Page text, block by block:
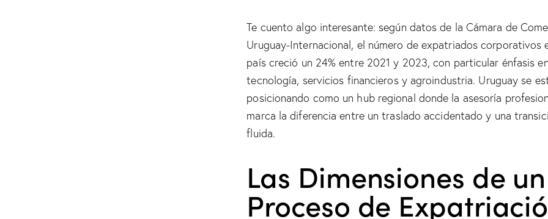
Te cuento algo interesante: según datos de la Cámara de
Uruguay-Internacional, el número de expatriados corporativos
país creció un 24% entre 2021 y 2023, con particular énfasis en
tecnología, servicios financieros y agroindustria. Uruguay se
posicionando como un hub regional donde la asesoría
marca la diferencia entre un traslado accidentado y una
fluida.
Las Dimensiones de un
Proceso de